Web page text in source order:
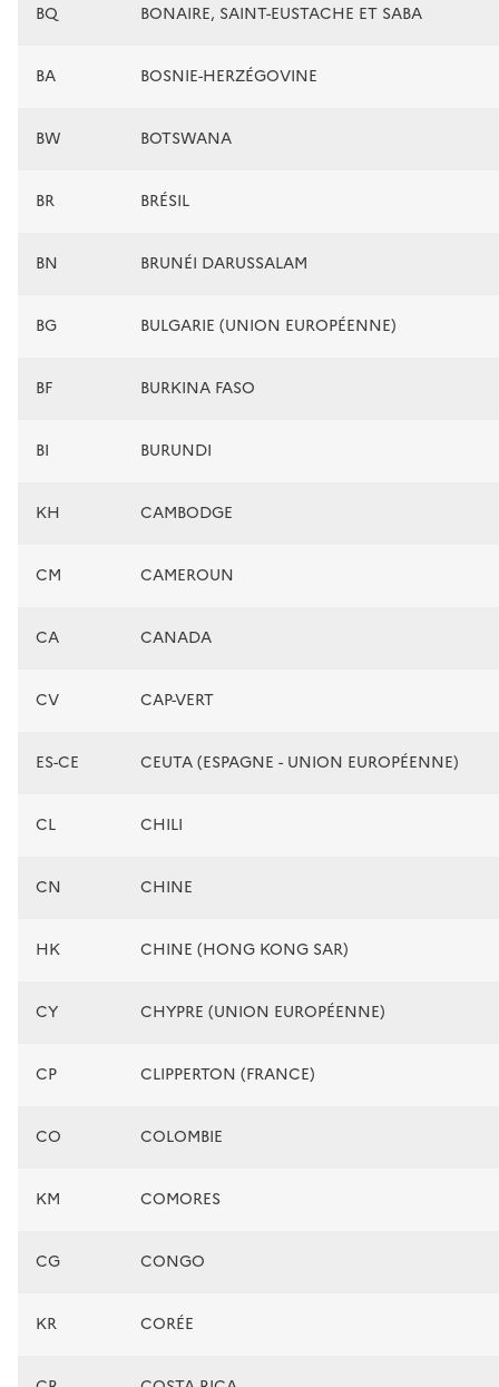
BQ BONAIRE, SAINT-EUSTACHE ET SABA
BA BOSNIE-HERZÉGOVINE
BW BOTSWANA
BR BRÉSIL
BN BRUNÉI DARUSSALAM
BG BULGARIE (UNION EUROPÉENNE)
BF BURKINA FASO
BI BURUNDI
KH CAMBODGE
CM CAMEROUN
CA CANADA
CV CAP-VERT
ES-CE CEUTA (ESPAGNE - UNION EUROPÉENNE)
CL CHILI
CN CHINE
HK CHINE (HONG KONG SAR)
CY CHYPRE (UNION EUROPÉENNE)
CP CLIPPERTON (FRANCE)
CO COLOMBIE
KM COMORES
CG CONGO
KR CORÉE